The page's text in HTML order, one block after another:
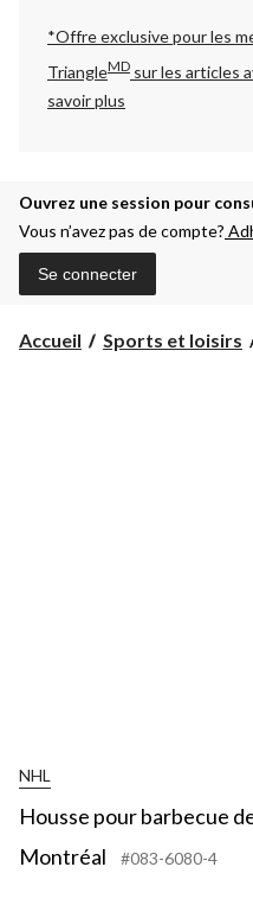
*Offre exclusive pour les
TriangleMD sur les articles
savoir plus
Ouvrez une session pour
Vous n’avez pas de compte?
Se connecter
Accueil Sports et loisirs
NHL
Housse pour barbecue
Montréal
#083-6080-4